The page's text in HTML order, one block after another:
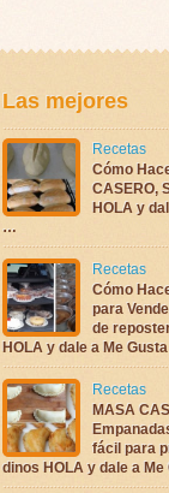
Las mejores
Recetas
Cómo
CASERO,
HOLA y
…
Recetas
Cómo
para
de
HOLA y dale a Me
Recetas
MASA
fácil para
dinos HOLA y dale a